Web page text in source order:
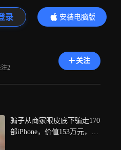
录
安装电脑版
内容更精彩
注2
关注
骗子从商家眼皮底下骗走170
部iPhone，价值153万元，警